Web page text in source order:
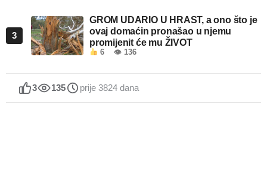
3
GROM UDARIO U HRAST, a ono što je
ovaj domaćin pronašao u njemu
promijenit će mu ŽIVOT
6 👁 136
3 135 prije 3824 dana